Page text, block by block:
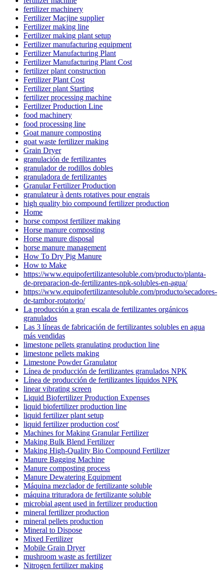
fertilizer machinery
Fertilizer Macjine supplier
Fertilizer making line
Fertilizer making plant setup
Fertilizer manufacturing equipment
Fertilizer Manufacturing Plant
Fertilizer Manufacturing Plant Cost
fertilizer plant construction
Fertilizer Plant Cost
Fertilizer plant Starting
fertilizer processing machine
Fertilizer Production Line
food machinery
food processing line
Goat manure composting
goat waste fertilizer making
Grain Dryer
granulación de fertilizantes
granulador de rodillos dobles
granuladora de fertilizantes
Granular Fertilizer Production
granulateur à dents rotatives pour engrais
high quality bio compound fertilizer production
Home
horse compost fertilizer making
Horse manure composting
Horse manure disposal
horse manure management
How To Dry Pig Manure
How to Make
https://www.equipofertilizantesoluble.com/producto/planta-
de-preparacion-de-fertilizantes-npk-solubles-en-agua/
https://www.equipofertilizantesoluble.com/producto/secadores-
de-tambor-rotatorio/
La producción a gran escala de fertilizantes orgánicos
granulados
Las 3 líneas de fabricación de fertilizantes solubles en agua
más vendidas
limestone pellets granulating production line
limestone pellets making
Limestone Powder Granulator
Línea de producción de fertilizantes granulados NPK
Línea de producción de fertilizantes líquidos NPK
linear vibrating screen
Liquid Biofertilizer Production Expenses
liquid biofertilizer production line
liquid fertilizer plant setup
liquid fertilizer production cost'
Machines for Making Granular Fertilizer
Making Bulk Blend Fertilizer
Making High-Quality Bio Compound Fertilizer
Manure Bagging Machine
Manure composting process
Manure Dewatering Equipment
Máquina mezclador de fertilizante soluble
máquina trituradora de fertilizante soluble
microbial agent used in fertilizer production
mineral fertilizer production
mineral pellets production
Mineral to Dispose
Mixed Fertilizer
Mobile Grain Dryer
mushroom waste as fertilizer
Nitrogen fertilizer making